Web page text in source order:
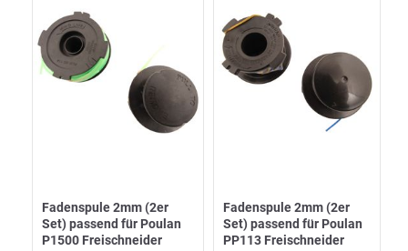
Fadenspule 2mm (2er
Set) passend für Poulan
P1500 Freischneider
Fadenspule 2mm (2er
Set) passend für Poulan
PP113 Freischneider